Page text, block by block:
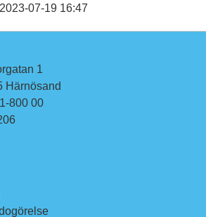
07-19 16:47
1
Härnösand
800 00